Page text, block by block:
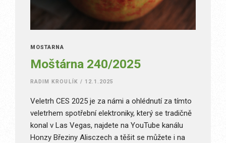
MOŠTÁRNA
Moštárna 240/2025
RADIM KROULÍK / 12.1.2025
Veletrh CES 2025 je za námi a ohlédnutí za tímto
veletrhem spotřební elektroniky, který se tradičně
konal v Las Vegas, najdete na YouTube kanálu
Honzy Březiny Alisczech a těšit se můžete i na